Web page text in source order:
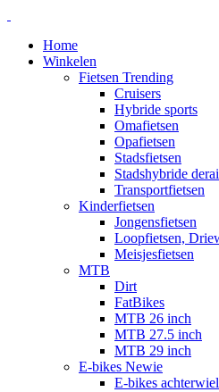
Home
Winkelen
Fietsen Trending
Cruisers
Hybride sports
Omafietsen
Opafietsen
Stadsfietsen
Stadshybride
Transportfietsen
Kinderfietsen
Jongensfietsen
Loopfietsen,
Meisjesfietsen
MTB
Dirt
FatBikes
MTB 26 inch
MTB 27.5 inch
MTB 29 inch
E-bikes Newie
E-bikes